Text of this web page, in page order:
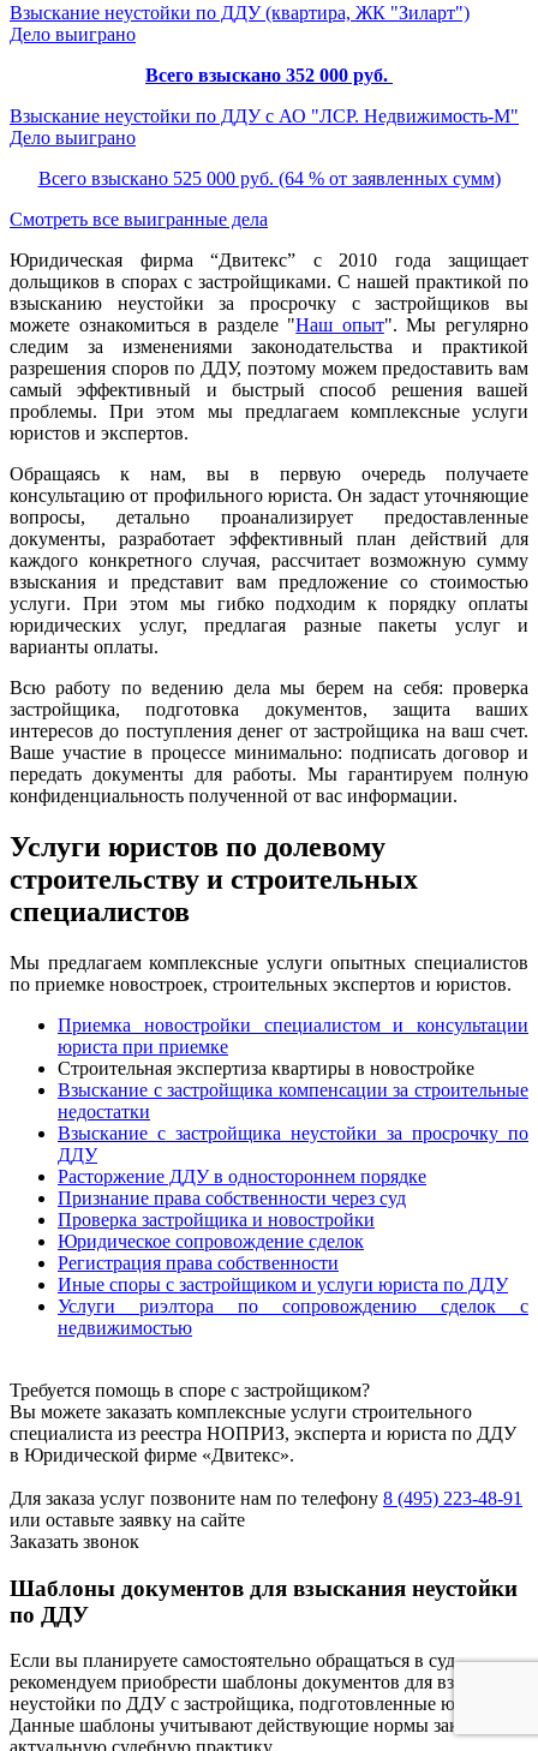
Взыскание неустойки по ДДУ (квартира, ЖК "Зиларт")
Дело выиграно
Всего взыскано 352 000 руб.
Взыскание неустойки по ДДУ с АО "ЛСР. Недвижимость-М"
Дело выиграно
Всего взыскано 525 000 руб. (64 % от заявленных сумм)
Смотреть все выигранные дела
Юридическая фирма “Двитекс” с 2010 года защищает
дольщиков в спорах с застройщиками. С нашей практикой по
взысканию неустойки за просрочку с застройщиков вы
можете ознакомиться в разделе "Наш опыт". Мы регулярно
следим за изменениями законодательства и практикой
разрешения споров по ДДУ, поэтому можем предоставить вам
самый эффективный и быстрый способ решения вашей
проблемы. При этом мы предлагаем комплексные услуги
юристов и экспертов.
Обращаясь к нам, вы в первую очередь получаете
консультацию от профильного юриста. Он задаст уточняющие
вопросы, детально проанализирует предоставленные
документы, разработает эффективный план действий для
каждого конкретного случая, рассчитает возможную сумму
взыскания и представит вам предложение со стоимостью
услуги. При этом мы гибко подходим к порядку оплаты
юридических услуг, предлагая разные пакеты услуг и
варианты оплаты.
Всю работу по ведению дела мы берем на себя: проверка
застройщика, подготовка документов, защита ваших
интересов до поступления денег от застройщика на ваш счет.
Ваше участие в процессе минимально: подписать договор и
передать документы для работы. Мы гарантируем полную
конфиденциальность полученной от вас информации.
Услуги юристов по долевому
строительству и строительных
специалистов
Мы предлагаем комплексные услуги опытных специалистов
по приемке новостроек, строительных экспертов и юристов.
Приемка новостройки специалистом и консультации
юриста при приемке
Строительная экспертиза квартиры в новостройке
Взыскание с застройщика компенсации за строительные
недостатки
Взыскание с застройщика неустойки за просрочку по
ДДУ
Расторжение ДДУ в одностороннем порядке
Признание права собственности через суд
Проверка застройщика и новостройки
Юридическое сопровождение сделок
Регистрация права собственности
Иные споры с застройщиком и услуги юриста по ДДУ
Услуги риэлтора по сопровождению сделок с
недвижимостью
Требуется помощь в споре с застройщиком?
Вы можете заказать комплексные услуги строительного
специалиста из реестра НОПРИЗ, эксперта и юриста по ДДУ
в Юридической фирме «Двитекс».
Для заказа услуг позвоните нам по телефону 8 (495) 223-48-91
или оставьте заявку на сайте
Заказать звонок
Шаблоны документов для взыскания неустойки
по ДДУ
Если вы планируете самостоятельно обращаться в суд,
рекомендуем приобрести шаблоны документов для взыскания
неустойки по ДДУ с застройщика, подготовленные юристом.
Данные шаблоны учитывают действующие нормы закона и